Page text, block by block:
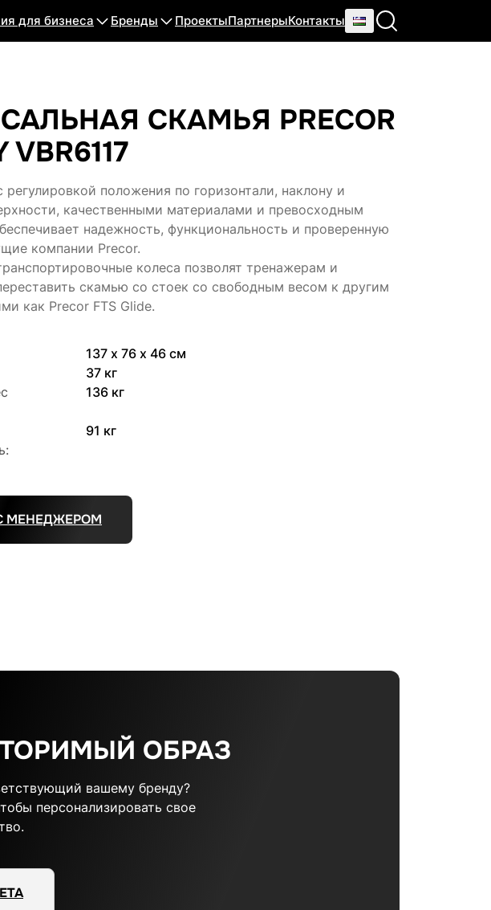
для бизнеса Бренды ПроектыПартнерыКонтакты
СКАМЬЯ PRECOR
VBR6117
положения по горизонтали, наклону и
качественными материалами и превосходным
надежность, функциональность и проверенную
компании Precor.
колеса позволят тренажерам и
скамью со стоек со свободным весом к другим
как Precor FTS Glide.
137 х 76 х 46 см
37 кг
136 кг
91 кг
МЕНЕДЖЕРОМ
ОБРАЗ
вашему бренду?
персонализировать свое